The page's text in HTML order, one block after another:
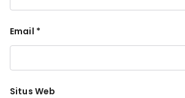
Email *
Situs Web